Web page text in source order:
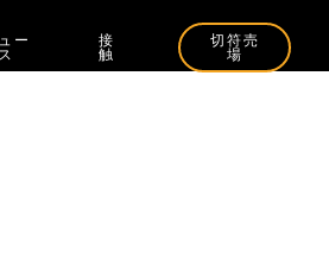
ー
ス
接
触
切符売
場